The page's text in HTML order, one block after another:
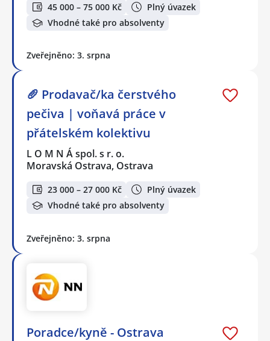
45 000 – 75 000 Kč
Plný úvazek
Vhodné také pro absolventy
Zveřejněno: 3. srpna
🥖 Prodavač/ka čerstvého
pečiva | voňavá práce v
přátelském kolektivu
L O M N Á spol. s r. o.
Moravská Ostrava, Ostrava
23 000 – 27 000 Kč
Plný úvazek
Vhodné také pro absolventy
Zveřejněno: 3. srpna
Poradce/kyně - Ostrava